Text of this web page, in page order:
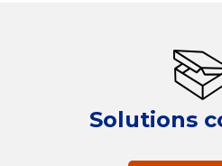
Solutions